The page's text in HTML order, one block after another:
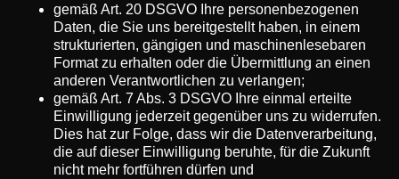
gemäß Art. 20 DSGVO Ihre personenbezogenen
Daten, die Sie uns bereitgestellt haben, in einem
strukturierten, gängigen und maschinenlesebaren
Format zu erhalten oder die Übermittlung an einen
anderen Verantwortlichen zu verlangen;
gemäß Art. 7 Abs. 3 DSGVO Ihre einmal erteilte
Einwilligung jederzeit gegenüber uns zu widerrufen.
Dies hat zur Folge, dass wir die Datenverarbeitung,
die auf dieser Einwilligung beruhte, für die Zukunft
nicht mehr fortführen dürfen und